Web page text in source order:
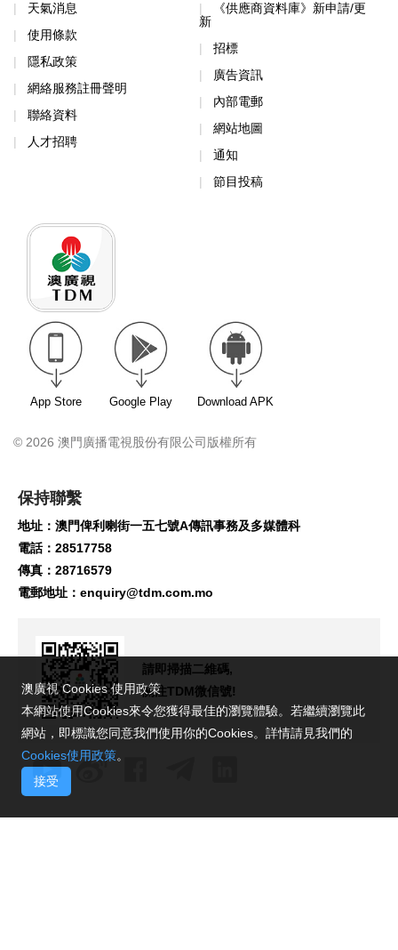
天氣消息
使用條款
隱私政策
網絡服務註冊聲明
聯絡資料
人才招聘
《供應商資料庫》新申請/更
新
招標
廣告資訊
內部電郵
網站地圖
通知
節目投稿
App Store Google Play Download APK
© 2026 澳門廣播電視股份有限公司版權所有
保持聯繫
地址：澳門俾利喇街一五七號A傳訊事務及多媒體科
電話：28517758
傳真：28716579
電郵地址： enquiry@tdm.com.mo
請即掃描二維碼,
關注TDM微信號!
澳廣視 Cookies 使用政策
本網站使用Cookies來令您獲得最佳的瀏覽體驗。若繼續瀏覽此
網站，即標識您同意我們使用你的Cookies。詳情請見我們的
Cookies使用政策。
接受